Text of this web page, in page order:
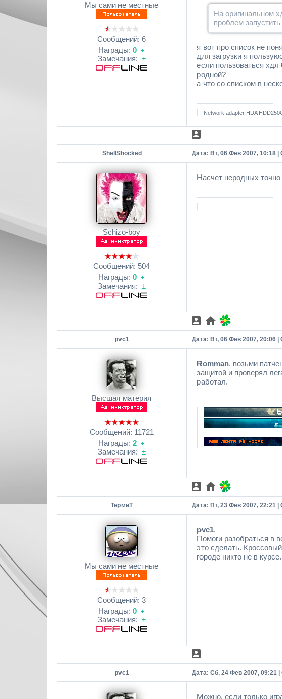
Мы сами не местные
Сообщений: 6
Награды: 0 +
Замечания: ±
На оригинальном
проблем
я вот про список не
для загрузки я
если пользоваться хдл
родной?
а что со списком в
Network adapter HDA
ShellShocked Дата: Вт, 06 Фев 2007, 10:18
Schizo-boy
Сообщений: 504
Награды: 0 +
Замечания: ±
Насчет неродных
pvc1 Дата: Вт, 06 Фев 2007, 20:06
Высшая материя
Сообщений: 11721
Награды: 2 +
Замечания: ±
Romman, возьми
защитой и проверял
работал.
ТермиТ Дата: Пт, 23 Фев 2007, 22:21
Мы сами не местные
Сообщений: 3
Награды: 0 +
Замечания: ±
pvc1,
Помоги разобраться в
это сделать.
городе никто не в курсе.
pvc1 Дата: Сб, 24 Фев 2007, 09:21
Можно, если только